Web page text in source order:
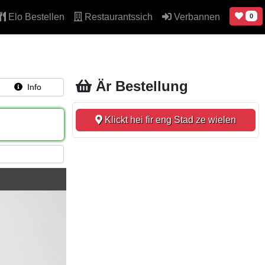
Elo Bestellen Restaurantssich Verbannen 0
Info Är Bestellung
Klickt hei fir eng Stad ze wielen